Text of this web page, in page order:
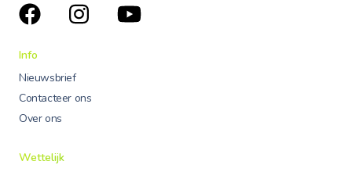
Info
Nieuwsbrief
Contacteer ons
Over ons
Wettelijk